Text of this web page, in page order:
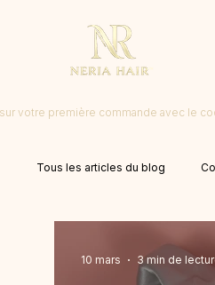
votre première commande avec le
Tous les articles du blog
10 mars 3 min de